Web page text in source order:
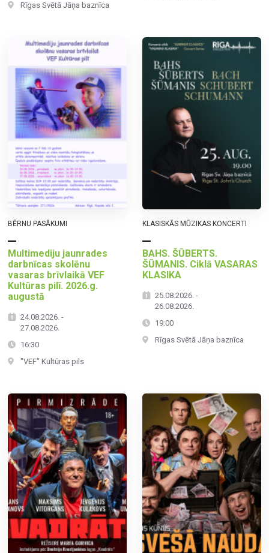
Rīgas Svētā Jāņa baznīca
BĒRNU PASĀKUMI
Multimediju jaunrades
darbnīcas skolēnu
vasaras brīvlaikā VEF
Kultūras pilī. 2026.g.
augustā
24.08.2026. -
27.08.2026.
16:30
"VEF" Kultūras pils
KLASISKĀS MŪZIKAS KONCERTI
BAHS. ŠŪBERTS.
ŠŪMANIS. Ciklā VASARAS
KLASIKA
25.08.2026. -
26.08.2026.
19:00
Rīgas Svētā Jāņa baznīca